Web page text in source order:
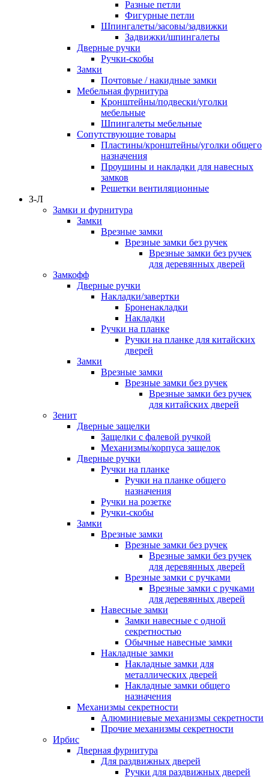
Разные петли
Фигурные петли
Шпингалеты/засовы/задвижки
Задвижки/шпингалеты
Дверные ручки
Ручки-скобы
Замки
Почтовые / накидные замки
Мебельная фурнитура
Кронштейны/подвески/уголки
мебельные
Шпингалеты мебельные
Сопутствующие товары
Пластины/кронштейны/уголки общего
назначения
Проушины и накладки для навесных
замков
Решетки вентиляционные
З-Л
Замки и фурнитура
Замки
Врезные замки
Врезные замки без ручек
Врезные замки без ручек
для деревянных дверей
Замкофф
Дверные ручки
Накладки/завертки
Броненакладки
Накладки
Ручки на планке
Ручки на планке для китайских
дверей
Замки
Врезные замки
Врезные замки без ручек
Врезные замки без ручек
для китайских дверей
Зенит
Дверные защелки
Защелки с фалевой ручкой
Механизмы/корпуса защелок
Дверные ручки
Ручки на планке
Ручки на планке общего
назначения
Ручки на розетке
Ручки-скобы
Замки
Врезные замки
Врезные замки без ручек
Врезные замки без ручек
для деревянных дверей
Врезные замки с ручками
Врезные замки с ручками
для деревянных дверей
Навесные замки
Замки навесные с одной
секретностью
Обычные навесные замки
Накладные замки
Накладные замки для
металлических дверей
Накладные замки общего
назначения
Механизмы секретности
Алюминиевые механизмы секретности
Прочие механизмы секретности
Ирбис
Дверная фурнитура
Для раздвижных дверей
Ручки для раздвижных дверей